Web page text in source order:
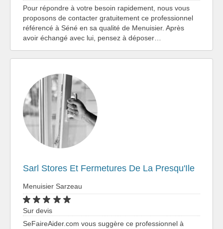
Pour répondre à votre besoin rapidement, nous vous
proposons de contacter gratuitement ce professionnel
référencé à Séné en sa qualité de Menuisier. Après
avoir échangé avec lui, pensez à déposer…
Sarl Stores Et Fermetures De La Presqu'Ile
Menuisier Sarzeau
Sur devis
SeFaireAider.com vous suggère ce professionnel à